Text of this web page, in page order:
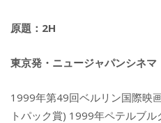
原題：2H
東京発・ニュージャパンシネマ
1999年第49回ベルリン国際映
トパック賞) 1999年ペテルブ